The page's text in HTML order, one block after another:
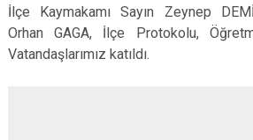
Erdek
Gömeç
Karesi
İlçe Kaymakamı Sayın Zeynep
Orhan GAGA, İlçe Protokolu,
Vatandaşlarımız katıldı.